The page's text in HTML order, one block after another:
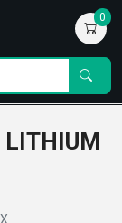
0
LITHIUM